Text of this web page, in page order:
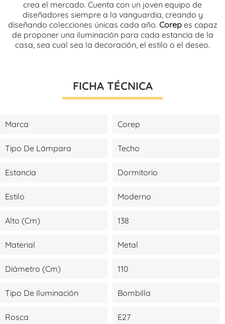
crea el mercado. Cuenta con un joven equipo de
diseñadores siempre a la vanguardia, creando y
diseñando colecciones únicas cada año. Corepes capaz
de proponer una iluminación para cada estancia de la
casa, sea cual sea la decoración, el estilo o el deseo.
FICHA TÉCNICA
Marca Corep
Tipo De Lámpara Techo
Estancia Dormitorio
Estilo Moderno
Alto (cm) 138
Material Metal
Diámetro (cm) 110
Tipo De Iluminación Bombilla
Rosca E27